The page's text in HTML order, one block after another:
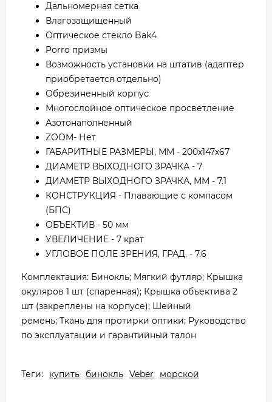
Дальномерная сетка
Влагозащищенный
Оптическое стекло Bak4
Porro призмы
Возможность установки на штатив (адаптер
приобретается отдельно)
Обрезиненный корпус
Многослойное оптическое просветление
Азотонаполненный
ZOOM- Нет
ГАБАРИТНЫЕ РАЗМЕРЫ, ММ - 200х147х67
ДИАМЕТР ВЫХОДНОГО ЗРАЧКА - 7
ДИАМЕТР ВЫХОДНОГО ЗРАЧКА, ММ - 7.1
КОНСТРУКЦИЯ - Плавающие с компасом
(БПС)
ОБЪЕКТИВ - 50 мм
УВЕЛИЧЕНИЕ - 7 крат
УГЛОВОЕ ПОЛЕ ЗРЕНИЯ, ГРАД. - 7.6
Комплектация: Бинокль; Мягкий футляр; Крышка
окуляров 1 шт (спаренная); Крышка объектива 2
шт (закреплены на корпусе); Шейный
ремень; Ткань для протирки оптики; Руководство
по эксплуатации и гарантийный талон
Теги: купить бинокль Veber морской